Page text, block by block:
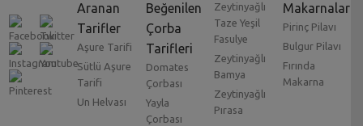
Aranan
Tarifler
Aşure Tarifi
Sütlü Aşure
Tarifi
Un Helvası
Beğenilen
Çorba
Tarifleri
Domates
Çorbası
Yayla
Çorbası
Zeytinyağlı
Taze Yeşil
Fasulye
Zeytinyağlı
Bamya
Zeytinyağlı
Pırasa
Makarnalar
Pirinç Pilavı
Bulgur Pilavı
Fırında
Makarna